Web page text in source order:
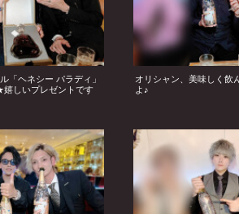
「ヘネシー パラディ」
しいプレゼントです
オリシャン、美味しく飲
よ♪